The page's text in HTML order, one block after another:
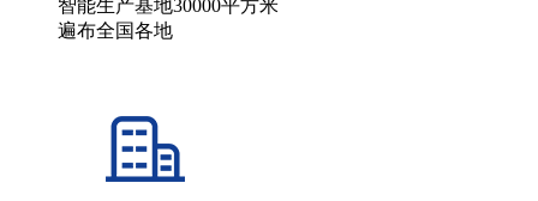
智能生产基地30000平方米
遍布全国各地